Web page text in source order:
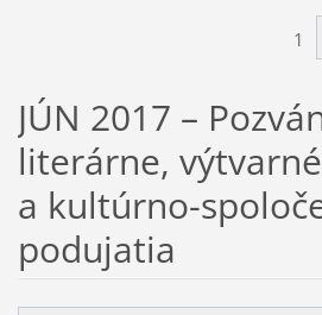
1
JÚN 2017 –
literárne,
a kultúrno-
podujatia